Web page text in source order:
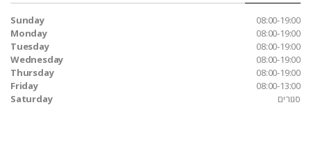
Sunday
08:00-19:00
Monday
08:00-19:00
Tuesday
08:00-19:00
Wednesday
08:00-19:00
Thursday
08:00-19:00
Friday
08:00-13:00
Saturday
סגורים